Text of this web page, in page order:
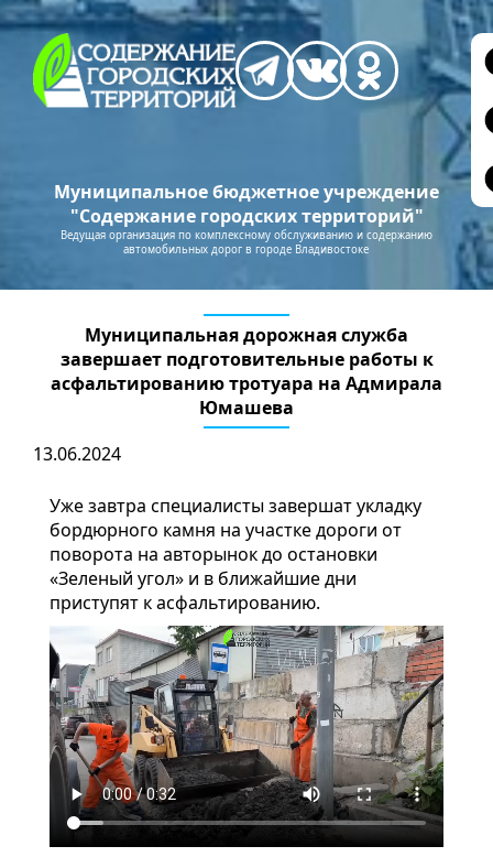
Муниципальное бюджетное учреждение
"Содержание городских территорий"
Ведущая организация по комплексному обслуживанию и содержанию
автомобильных дорог в городе Владивостоке
Муниципальная дорожная служба
завершает подготовительные работы к
асфальтированию тротуара на Адмирала
Юмашева
13.06.2024
Уже завтра специалисты завершат укладку
бордюрного камня на участке дороги от
поворота на авторынок до остановки
«Зеленый угол» и в ближайшие дни
приступят к асфальтированию.